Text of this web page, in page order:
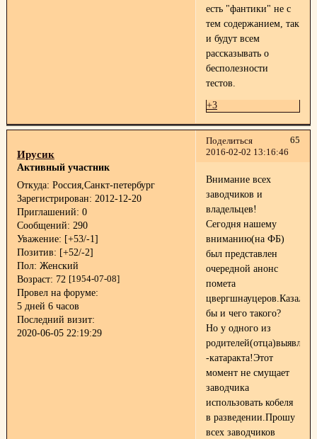
есть "фантики" не с
тем содержанием, так
и будут всем
рассказывать о
бесполезности
тестов.
+3
Поделиться
65
2016-02-02 13:16:46
Ирусик
Активный участник
Откуда: Россия,Санкт-петербург
Зарегистрирован: 2012-12-20
Приглашений: 0
Сообщений: 290
Уважение: [+53/-1]
Позитив: [+52/-2]
Пол: Женский
Возраст: 72 [1954-07-08]
Провел на форуме:
5 дней 6 часов
Последний визит:
2020-06-05 22:19:29
Внимание всех
заводчиков и
владельцев!
Сегодня нашему
вниманию(на ФБ)
был представлен
очередной анонс
помета
цвергшнауцеров.Казалось
бы и чего такого?
Но у одного из
родителей(отца)выявлена
-катаракта!Этот
момент не смущает
заводчика
использовать кобеля
в разведении.Прошу
всех заводчиков